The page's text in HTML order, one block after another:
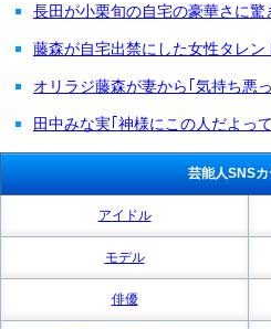
長田が小栗旬の自宅の豪華さに驚
藤森が自宅出禁にした女性タレン
オリラジ藤森が妻から｢気持ち悪
田中みな実｢神様にこの人だよっ
芸能人SNSカ
アイドル
モデル
俳優